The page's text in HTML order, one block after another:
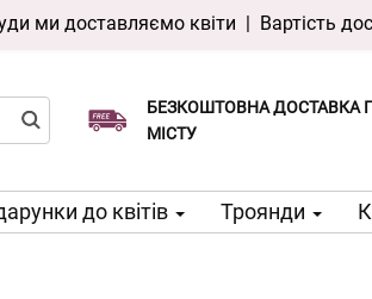
ми доставляємо квіти | Вартість
БЕЗКОШТОВНА ДОСТАВКА
МІСТУ
Доставка в той же день
Виберіть дату доставки
до квітів Троянди